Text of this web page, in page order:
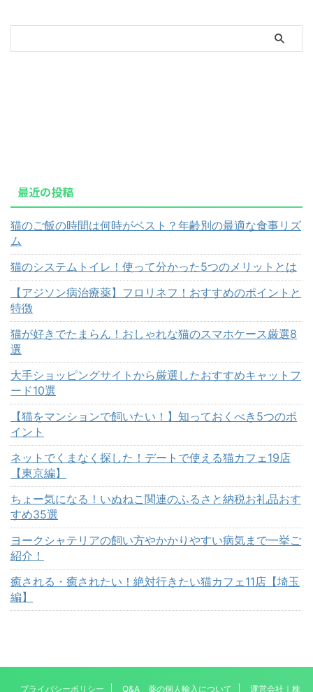
最近の投稿
猫のご飯の時間は何時がベスト？年齢別の最適な食事リズ
ム
猫のシステムトイレ！使って分かった5つのメリットとは
【アジソン病治療薬】フロリネフ！おすすめのポイントと
特徴
猫が好きでたまらん！おしゃれな猫のスマホケース厳選8
選
大手ショッピングサイトから厳選したおすすめキャットフ
ード10選
【猫をマンションで飼いたい！】知っておくべき5つのポ
イント
ネットでくまなく探した！デートで使える猫カフェ19店
【東京編】
ちょー気になる！いぬねこ関連のふるさと納税お礼品おす
すめ35選
ヨークシャテリアの飼い方やかかりやすい病気まで一挙ご
紹介！
癒される・癒されたい！絶対行きたい猫カフェ11店【埼玉
編】
プライバシーポリシー Q&A 薬の個人輸入について 運営会社｜株